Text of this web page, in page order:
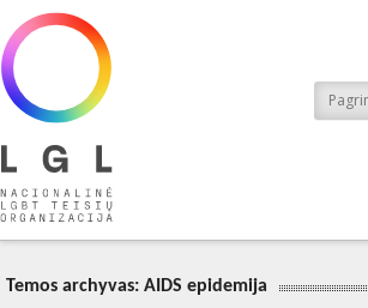
Nacionalinė LGBT teisių organizacija
Temos archyvas: AIDS epidemija